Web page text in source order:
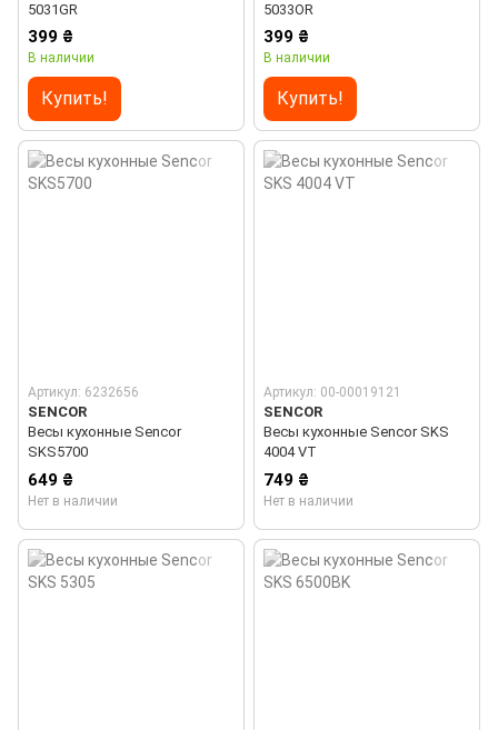
5031GR
399 ₴
В наличии
Купить!
5033OR
399 ₴
В наличии
Купить!
Артикул: 6232656
SENCOR
Весы кухонные Sencor
SKS5700
649 ₴
Нет в наличии
Артикул: 00-00019121
SENCOR
Весы кухонные Sencor SKS
4004 VT
749 ₴
Нет в наличии